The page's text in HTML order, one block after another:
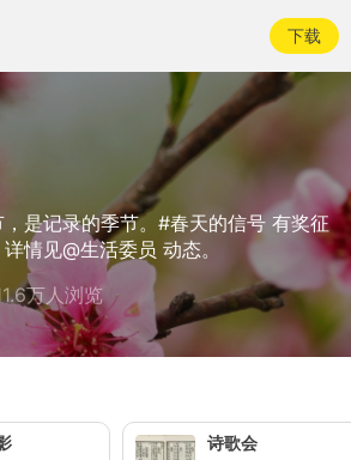
下载
是记录的季节。#春天的信号 有奖征
情见@生活委员 动态。
万人浏览
诗歌会